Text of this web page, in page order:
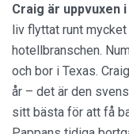
Craig är uppvuxen
liv flyttat runt mycket
hotellbranschen.
och bor i Texas.
år – det är den
sitt bästa för att få